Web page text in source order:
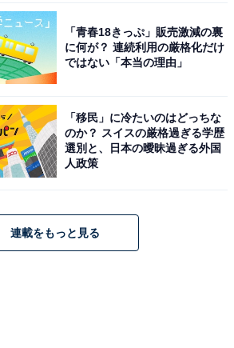
「青春18きっぷ」販売激減の裏
に何が？ 連続利用の厳格化だけ
ではない「本当の理由」
「移民」に冷たいのはどっちな
のか？ スイスの厳格過ぎる学歴
選別と、日本の曖昧過ぎる外国
人政策
連載をもっと見る